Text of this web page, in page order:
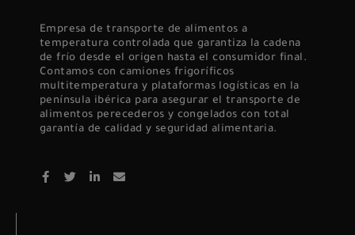
Empresa de transporte de alimentos a
temperatura controlada que garantiza la cadena
de frío desde el origen hasta el consumidor final.
Contamos con camiones frigoríficos
multitemperatura y plataformas logísticas en la
península ibérica para asegurar el transporte de
alimentos perecederos y congelados con total
garantía de calidad y seguridad alimentaria.